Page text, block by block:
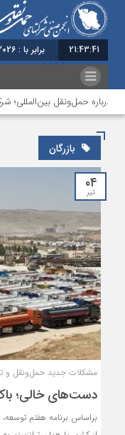
21:43:41 برابر با : Saturday - 8 August - 2026
حمل‌ونقل بین‌المللی؛
بازرگان
۰۴
تیر
مشکلات جدید حمل‌ونقل و
دست‌های خالی؛